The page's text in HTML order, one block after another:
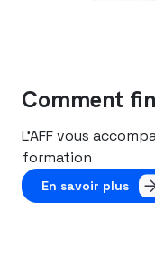
Comment
L’AFF vous
formation
En savoir plus